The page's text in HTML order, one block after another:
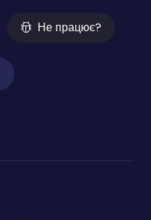
Не працює?